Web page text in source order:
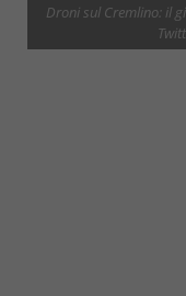
Droni sul Cremlino: il